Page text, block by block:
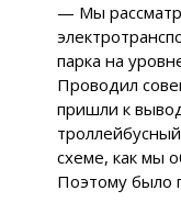
— Мы
парка на
Проводил
пришли к
схеме, как мы
Поэтому было